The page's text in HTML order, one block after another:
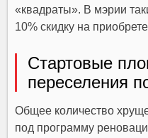
«квадраты». В мэрии
10% скидку на
Стартовые
переселения
Общее количество
под программу